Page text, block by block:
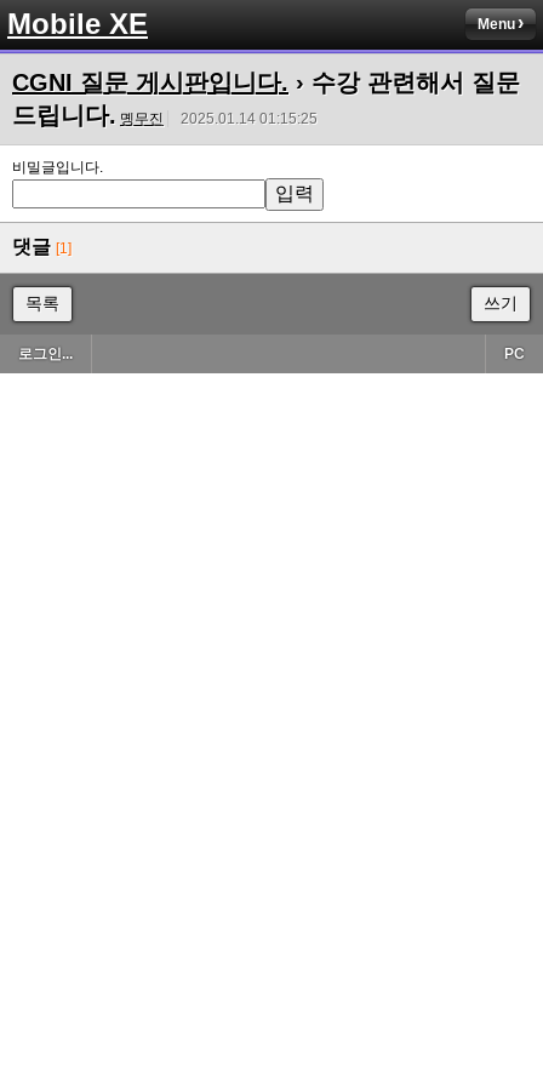
Mobile XE Menu
CGNI 질문 게시판입니다. › 수강 관련해서 질문
드립니다. 몡무진 2025.01.14 01:15:25
비밀글입니다.
댓글 [1]
목록 쓰기
로그인... PC